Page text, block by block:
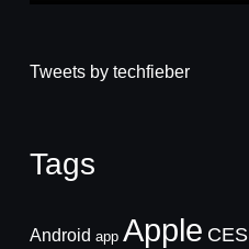
Tweets by techfieber
Tags
Android app Apple CES